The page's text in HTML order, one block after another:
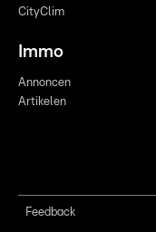
CityClim
Immo
Annoncen
Artikelen
Feedback